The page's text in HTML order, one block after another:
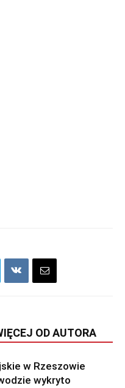
OD AUTORA
w Rzeszowie
wykryto